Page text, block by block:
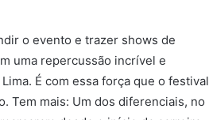
o evento e trazer shows de
uma repercussão incrível e
É com essa força que o festival
Tem mais: Um dos diferenciais, no